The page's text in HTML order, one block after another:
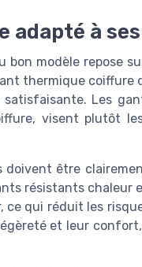
à
modèle repose
thermique coiffure
Les
visent plutôt
être
résistants chaleur
qui réduit les
et leur